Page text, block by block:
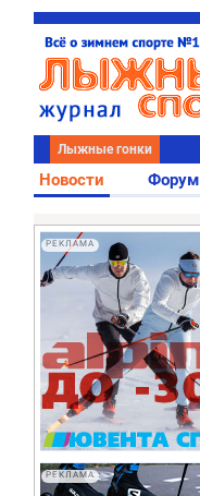
Лыжные гонки
Новости Форум
РЕКЛАМА
РЕКЛАМА